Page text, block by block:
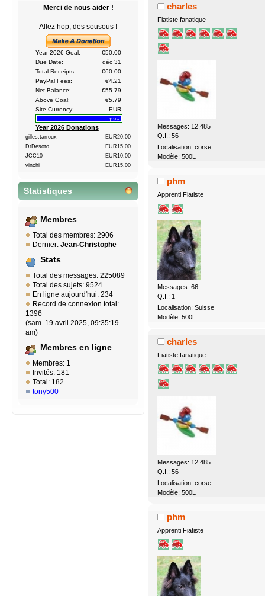
Merci de nous aider !
Allez hop, des sousous !
Year 2026 Goal:
€50.00
Due Date:
déc 31
Total Receipts:
€60.00
PayPal Fees:
€4.21
Net Balance:
€55.79
Above Goal:
€5.79
Site Currency:
EUR
112%
Year 2026 Donations
gilles.tarroux
EUR20.00
DrDesoto
EUR15.00
JCC10
EUR10.00
vinchi
EUR15.00
Statistiques
Membres
Total des membres: 2906
Dernier: Jean-Christophe
Stats
Total des messages: 225089
Total des sujets: 9524
En ligne aujourd'hui: 234
Record de connexion total:
1396
(sam. 19 avril 2025, 09:35:19
am)
Membres en ligne
Membres: 1
Invités: 181
Total: 182
tony500
charles
Fiatiste fanatique
Messages: 12.485
Q.I.: 56
Localisation: corse
Modèle: 500L
phm
Apprenti Fiatiste
Messages: 66
Q.I.: 1
Localisation: Suisse
Modèle: 500L
charles
Fiatiste fanatique
Messages: 12.485
Q.I.: 56
Localisation: corse
Modèle: 500L
phm
Apprenti Fiatiste